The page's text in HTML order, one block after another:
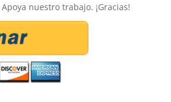
nuestro trabajo. ¡Gracias!